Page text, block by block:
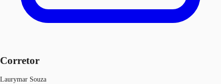
Corretor
Laurymar Souza